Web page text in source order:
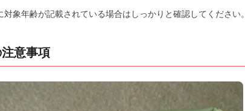
対象年齢が記載されている場合はしっかりと確認してください。
意事項